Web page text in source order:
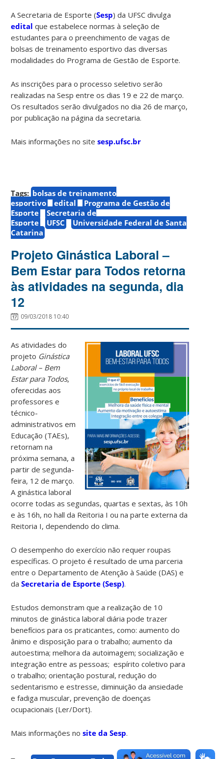
A Secretaria de Esporte (Sesp) da UFSC divulga
edital que estabelece normas à seleção de
estudantes para o preenchimento de vagas de
bolsas de treinamento esportivo das diversas
modalidades do Programa de Gestão de Esporte.
As inscrições para o processo seletivo serão
realizadas na Sesp entre os dias 19 e 22 de março.
Os resultados serão divulgados no dia 26 de março,
por publicação na página da secretaria.
Mais informações no sitesesp.ufsc.br
Tags: bolsas de treinamento
esportivo
edital
Programa de Gestão de
Esporte
Secretaria de
Esporte
UFSC
Universidade Federal de Santa
Catarina
Projeto Ginástica Laboral –
Bem Estar para Todos retorna
às atividades na segunda, dia
12
09/03/2018 10:40
As atividades do
projeto Ginástica
Laboral – Bem
Estar para Todos,
oferecidas aos
professores e
técnico-
administrativos em
Educação (TAEs),
retornam na
próxima semana, a
partir de segunda-
feira, 12 de março.
A ginástica laboral
ocorre todas as segundas, quartas e sextas, às 10h
e às 16h, no hall da Reitoria I ou na parte externa da
Reitoria I, dependendo do clima.
O desempenho do exercício não requer roupas
específicas. O projeto é resultado de uma parceria
entre o Departamento de Atenção à Saúde (DAS) e
daSecretaria de Esporte (Sesp).
Estudos demonstram que a realização de 10
minutos de ginástica laboral diária pode trazer
benefícios para os praticantes, como: aumento do
ânimo e disposição para o trabalho; aumento da
autoestima; melhora da autoimagem; socialização e
integração entre as pessoas; espírito coletivo para
o trabalho; orientação postural, redução do
sedentarismo e estresse, diminuição da ansiedade
e fadiga muscular, prevenção de doenças
ocupacionais (Ler/Dort).
Mais informações nosite da Sesp.